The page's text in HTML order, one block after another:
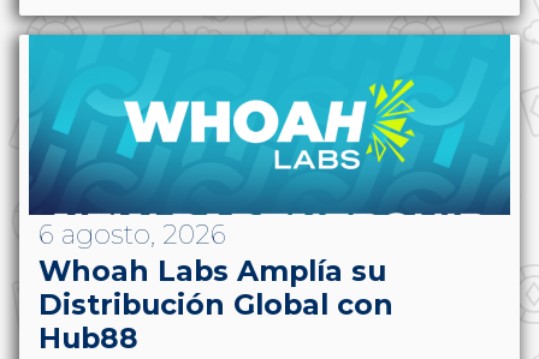
6 agosto, 2026
Whoah Labs Amplía su
Distribución Global con
Hub88